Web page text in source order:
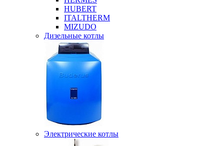
HUBERT
ITALTHERM
MIZUDO
Дизельные котлы
Электрические котлы